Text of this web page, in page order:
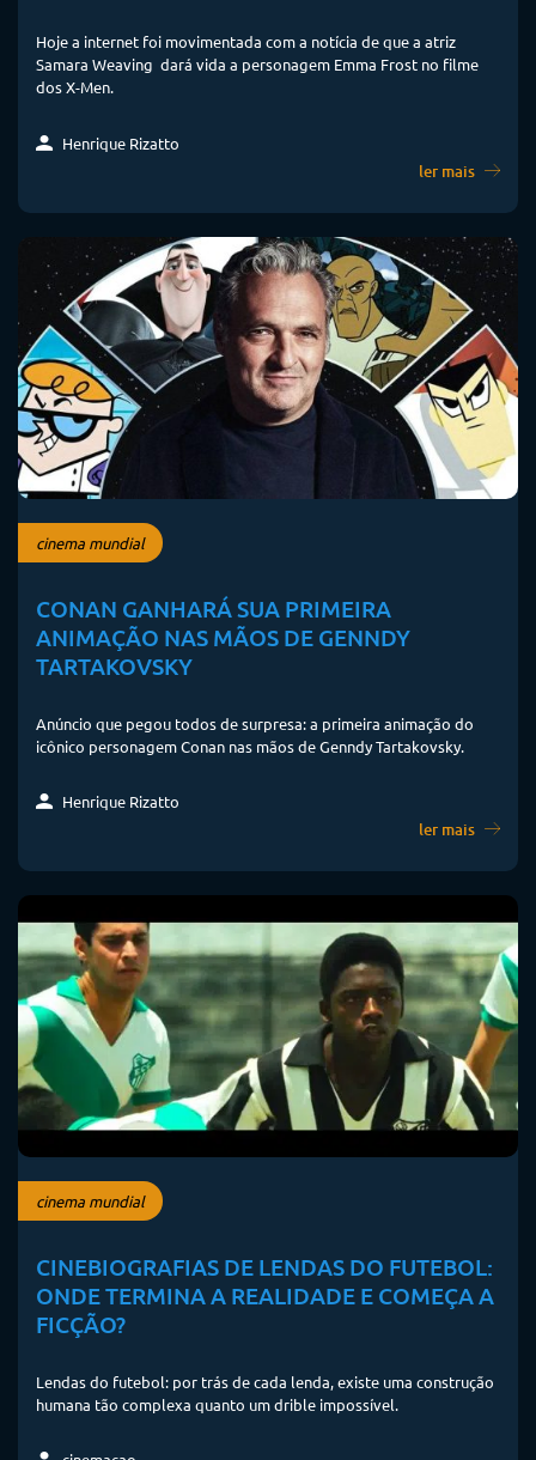
Hoje a internet foi movimentada com a notícia de que a atriz
Samara Weaving dará vida a personagem Emma Frost no filme
dos X-Men.
Henrique Rizatto
ler mais
cinema mundial
CONAN GANHARÁ SUA PRIMEIRA
ANIMAÇÃO NAS MÃOS DE GENNDY
TARTAKOVSKY
Anúncio que pegou todos de surpresa: a primeira animação do
icônico personagem Conan nas mãos de Genndy Tartakovsky.
Henrique Rizatto
ler mais
cinema mundial
CINEBIOGRAFIAS DE LENDAS DO FUTEBOL:
ONDE TERMINA A REALIDADE E COMEÇA A
FICÇÃO?
Lendas do futebol: por trás de cada lenda, existe uma construção
humana tão complexa quanto um drible impossível.